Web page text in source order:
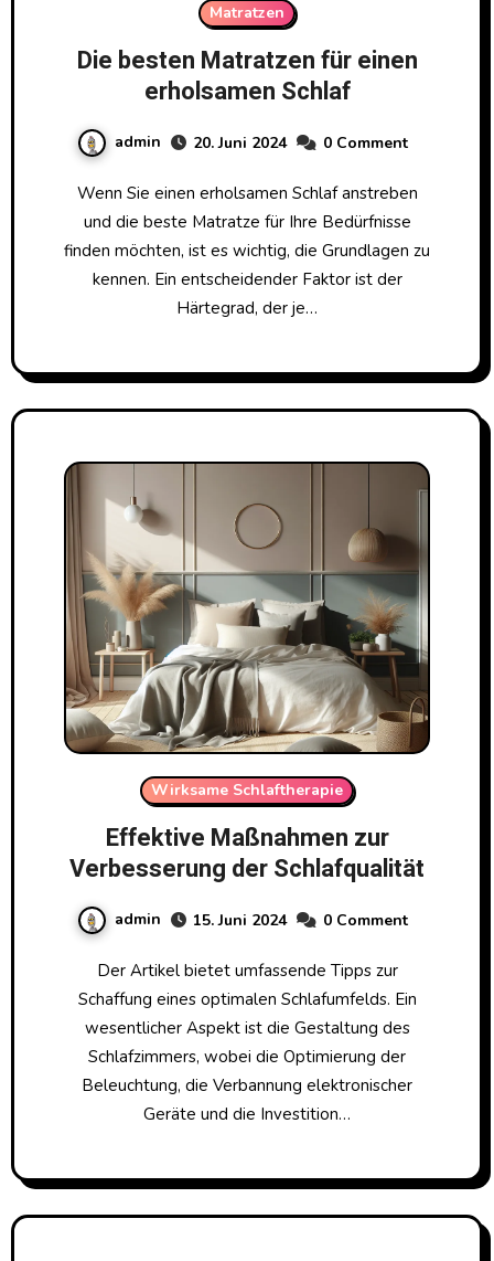
Matratzen
Die besten Matratzen für einen
erholsamen Schlaf
admin 20. Juni 2024 0 Comment
Wenn Sie einen erholsamen Schlaf anstreben
und die beste Matratze für Ihre Bedürfnisse
finden möchten, ist es wichtig, die Grundlagen zu
kennen. Ein entscheidender Faktor ist der
Härtegrad, der je…
Wirksame Schlaftherapie
Effektive Maßnahmen zur
Verbesserung der Schlafqualität
admin 15. Juni 2024 0 Comment
Der Artikel bietet umfassende Tipps zur
Schaffung eines optimalen Schlafumfelds. Ein
wesentlicher Aspekt ist die Gestaltung des
Schlafzimmers, wobei die Optimierung der
Beleuchtung, die Verbannung elektronischer
Geräte und die Investition…